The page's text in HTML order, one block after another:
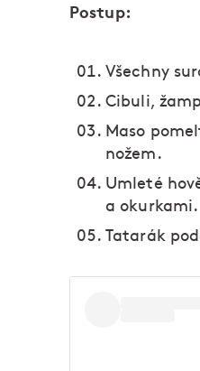
Postup:
Všechny
Cibuli,
Maso
nožem.
Umleté
a okurkami.
Tatarák